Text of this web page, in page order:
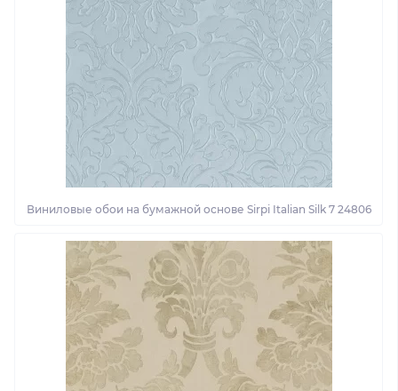
Виниловые обои на бумажной основе Sirpi Italian Silk 7 24806